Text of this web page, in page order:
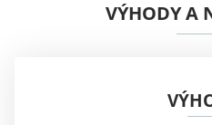
VÝHODY A